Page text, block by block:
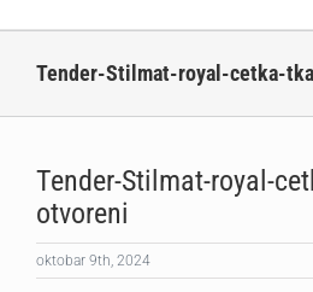
Tender-Stilmat-royal-cetka-
Tender-Stilmat-royal-
otvoreni
oktobar 9th, 2024